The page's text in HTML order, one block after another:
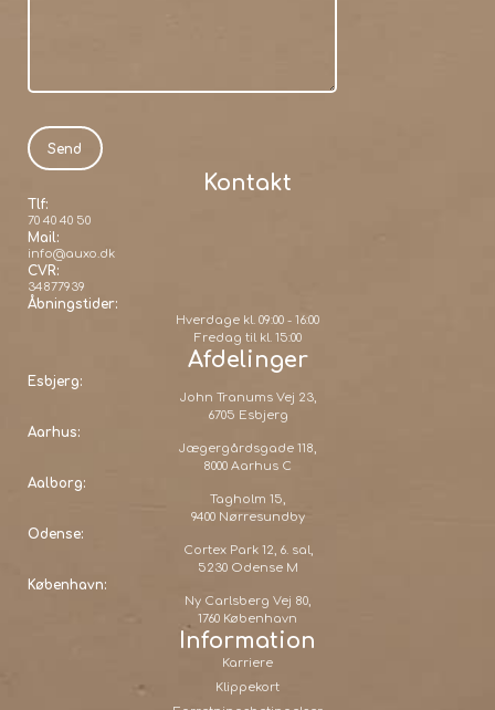
Kontakt
Tlf:
70 40 40 50
Mail:
info@auxo.dk
CVR:
34877939
Åbningstider:
Hverdage kl. 09:00 - 16:00
Fredag til kl. 15:00
Afdelinger
Esbjerg:
John Tranums Vej 23,
6705 Esbjerg
Aarhus:
Jægergårdsgade 118,
8000 Aarhus C
Aalborg:
Tagholm 15,
9400 Nørresundby
Odense:
Cortex Park 12, 6. sal,
5230 Odense M
København:
Ny Carlsberg Vej 80,
1760 København
Information
Karriere
Klippekort